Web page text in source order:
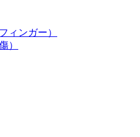
ィンガー）
）